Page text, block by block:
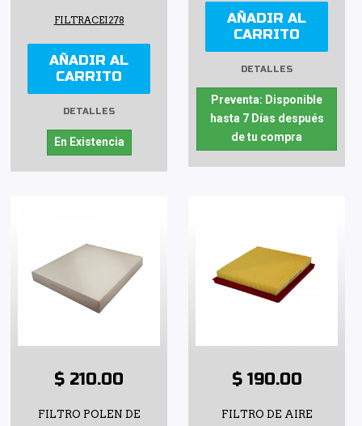
FILTRACEI278
AÑADIR AL
CARRITO
DETALLES
En Existencia
AÑADIR AL
CARRITO
DETALLES
Preventa: Disponible
hasta 7 Días después
de tu compra
$ 210.00
FILTRO POLEN DE
$ 190.00
FILTRO DE AIRE